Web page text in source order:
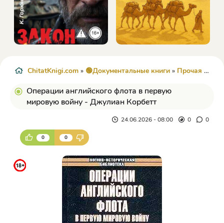
ChitatKnigi.com » 🟢Документальные книги » Прочая документальная литература
Операции английского флота в первую
мировую войну - Джулиан Корбетт
24.06.2026 - 08:00 0 0
0 0